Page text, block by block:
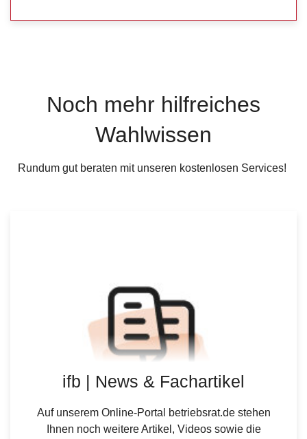
Noch mehr hilfreiches
Wahlwissen
Rundum gut beraten mit unseren kostenlosen Services!
ifb | News & Fachartikel
Auf unserem Online-Portal betriebsrat.de stehen
Ihnen noch weitere Artikel, Videos sowie die